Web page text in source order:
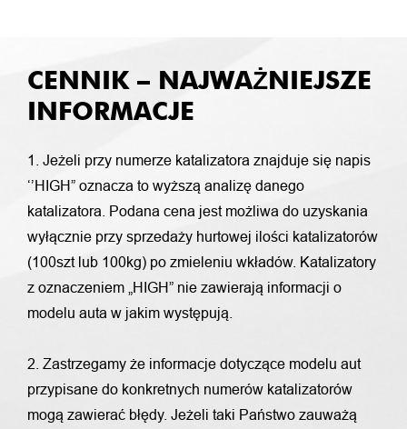
CENNIK – NAJWAŻNIEJSZE
INFORMACJE
1. Jeżeli przy numerze katalizatora znajduje się napis
‘’HIGH” oznacza to wyższą analizę danego
katalizatora. Podana cena jest możliwa do uzyskania
wyłącznie przy sprzedaży hurtowej ilości katalizatorów
(100szt lub 100kg) po zmieleniu wkładów. Katalizatory
z oznaczeniem „HIGH” nie zawierają informacji o
modelu auta w jakim występują.
2. Zastrzegamy że informacje dotyczące modelu aut
przypisane do konkretnych numerów katalizatorów
mogą zawierać błędy. Jeżeli taki Państwo zauważą